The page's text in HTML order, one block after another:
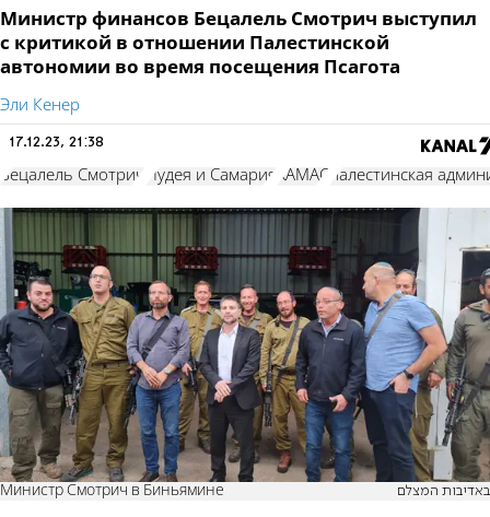
Министр финансов Бецалель Смотрич выступил
с критикой в отношении Палестинской
автономии во время посещения Псагота
Эли Кенер
17.12.23, 21:38
Бецалель Смотрич Иудея и Самария ХАМАС палестинская
Министр Смотрич в Биньямине באדיבות המצלם